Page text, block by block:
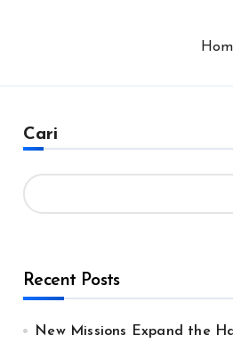
Cari
Recent Posts
New Missions Expand the